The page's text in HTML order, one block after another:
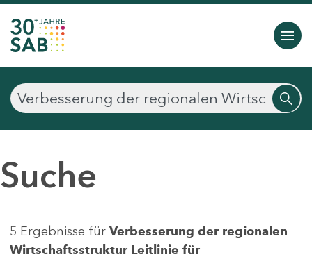
Suche
5 Ergebnisse für Verbesserung der regionalen
Wirtschaftsstruktur Leitlinie für